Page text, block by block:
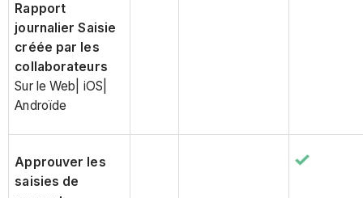
Rapport
journalier Saisie
créée par les
collaborateurs
Sur le Web| iOS|
Androïde
Approuver les
saisies de